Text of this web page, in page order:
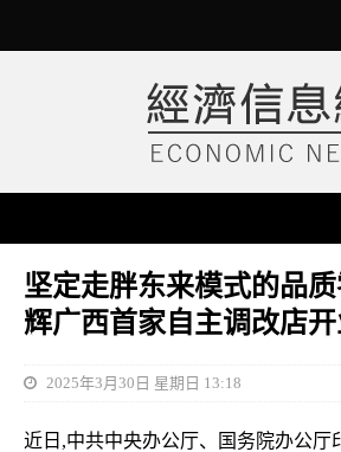
坚定走胖东来模式的品
辉广西首家自主调改店
2025年3月30日 星期日 13:18
近日,中共中央办公厅、国务院办公厅